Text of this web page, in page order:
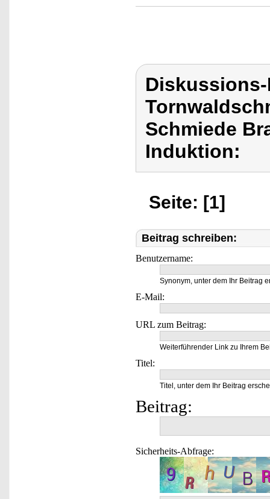
Schmiede
Induktion:
Seite: [1]
Beitrag schreiben:
Benutzername:
Synonym, unter dem Ihr Beitrag
E-Mail:
URL zum Beitrag:
Weiterführender Link zu Ihrem
Titel:
Titel, unter dem Ihr Beitrag
Beitrag:
Sicherheits-Abfrage: